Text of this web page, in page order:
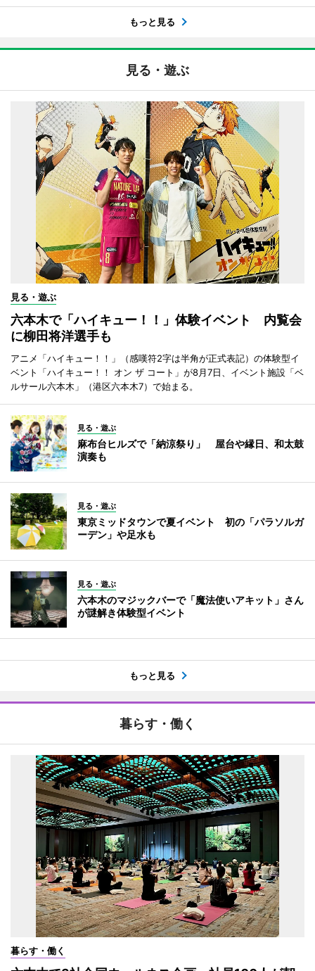
もっと見る
見る・遊ぶ
見る・遊ぶ
六本木で「ハイキュー！！」体験イベント 内覧会
に柳田将洋選手も
アニメ「ハイキュー！！」（感嘆符2字は半角が正式表記）の体験型イ
ベント「ハイキュー！！ オン ザ コート」が8月7日、イベント施設「ベ
ルサール六本木」（港区六本木7）で始まる。
見る・遊ぶ
麻布台ヒルズで「納涼祭り」 屋台や縁日、和太鼓
演奏も
見る・遊ぶ
東京ミッドタウンで夏イベント 初の「パラソルガ
ーデン」や足水も
見る・遊ぶ
六本木のマジックバーで「魔法使いアキット」さん
が謎解き体験型イベント
もっと見る
暮らす・働く
暮らす・働く